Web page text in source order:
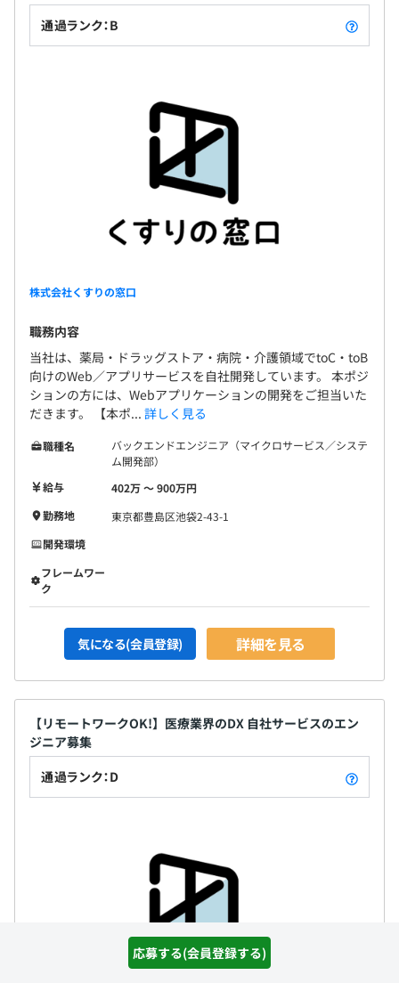
応募する(会員登録する)
通過ランク：B
株式会社くすりの窓口
職務内容
当社は、薬局・ドラッグストア・病院・介護領域でtoC・toB
向けのWeb／アプリサービスを自社開発しています。 本ポジ
ションの方には、Webアプリケーションの開発をご担当いた
だきます。 【本ポ... 詳しく見る
職種名
バックエンドエンジニア（マイクロサービス／システ
ム開発部）
給与
402万 〜 900万円
勤務地
東京都豊島区池袋2-43-1
開発環境
フレームワー
ク
気になる(会員登録) 詳細を見る
【リモートワークOK!】医療業界のDX 自社サービスのエン
ジニア募集
通過ランク：D